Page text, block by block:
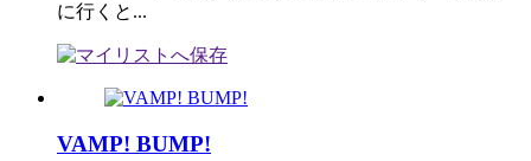
に行くと...
VAMP! BUMP!